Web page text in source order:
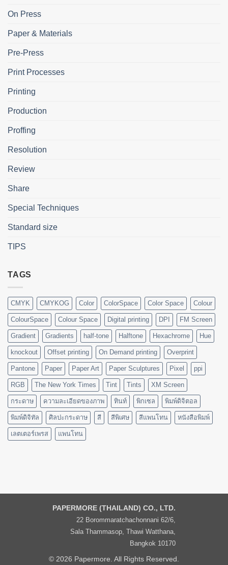
On Press
Paper & Materials
Pre-Press
Print Processes
Printing
Production
Proffing
Resolution
Review
Share
Special Techniques
Standard size
TIPS
TAGS
CMYK CMYKOG Color ColorSpace Color Space Colour
ColourSpace Colour Space Digital printing DPI FM Screen
Gradient Gradients half-tone Halftone Hexachrome Hue
knockout Offset printing On Demand printing Overprint
Pantone Paper Paper Art Paper Sculptures Pixel ppi
RGB The New York Times Tint Tints XM Screen
กระดาษ ความละเอียดของภาพ ทินท์ พิกเซล พิมพ์ดิจิตอล
พิมพ์ดิจิทัล ศิลปะกระดาษ สี สีพิเศษ สีแพนโทน หนังสือพิมพ์
เลตเตอร์เพรส แพนโทน
PAPERMORE (THAILAND) CO., LTD.
22 Borommaratchachonnani 62/6,
Sala Thammasop, Thawi Watthana,
Bangkok 10170
© 2026 Papermore. All Rights Reserved.